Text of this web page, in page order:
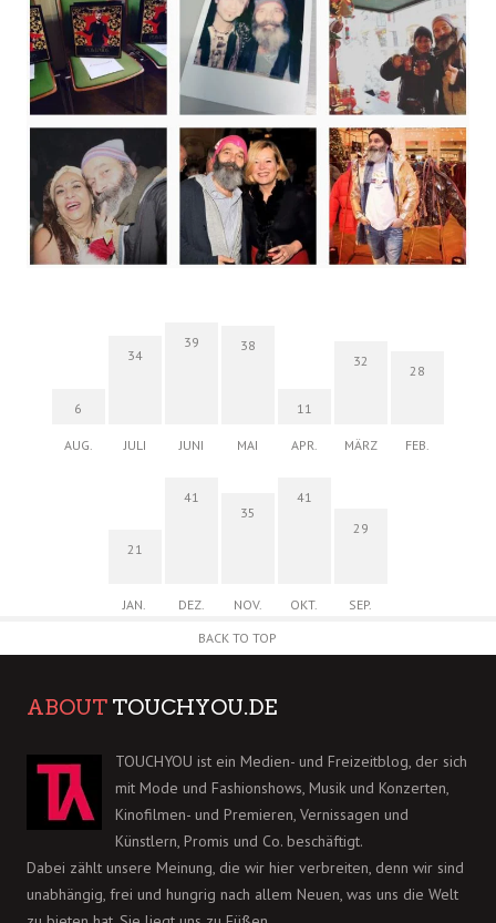
6
AUG.
34
JULI
39
JUNI
38
MAI
11
APR.
32
MÄRZ
28
FEB.
21
JAN.
41
DEZ.
35
NOV.
41
OKT.
29
SEP.
BACK TO TOP
ABOUT TOUCHYOU.DE
TOUCHYOU ist ein Medien- und Freizeitblog, der sich
mit Mode und Fashionshows, Musik und Konzerten,
Kinofilmen- und Premieren, Vernissagen und
Künstlern, Promis und Co. beschäftigt.
Dabei zählt unsere Meinung, die wir hier verbreiten, denn wir sind
unabhängig, frei und hungrig nach allem Neuen, was uns die Welt